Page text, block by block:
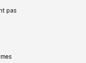
pas